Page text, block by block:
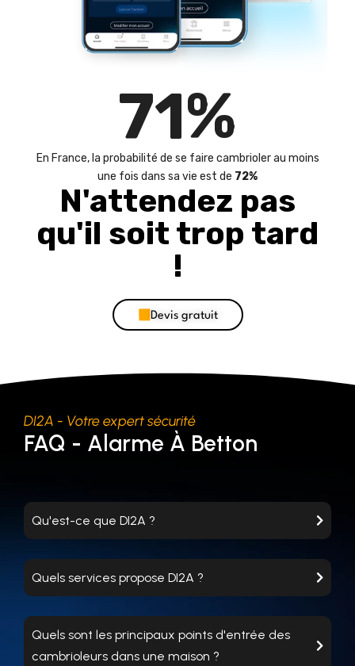
72%
En France, la probabilité de se faire cambrioler au moins
une fois dans sa vie est de 72%
N'attendez pas
qu'il soit trop tard
!
Devis gratuit
DI2A - Votre expert sécurité
FAQ - Alarme À Betton
Qu'est-ce que DI2A ?
Quels services propose DI2A ?
Quels sont les principaux points d'entrée des
cambrioleurs dans une maison ?